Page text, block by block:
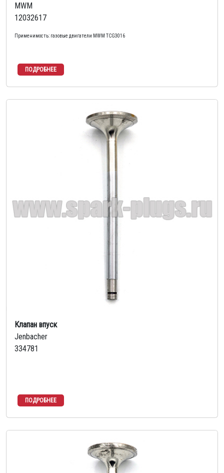
MWM
12032617
Применимость: газовые двигатели MWM TCG3016
Клапан впуск
Jenbacher
334781